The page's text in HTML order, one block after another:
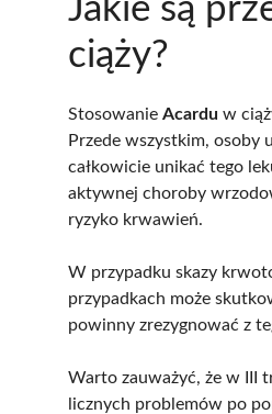
Jakie są
ciąży?
Stosowanie Acardu w
Przede wszystkim,
całkowicie unikać tego
aktywnej choroby
ryzyko krwawień.
W przypadku skazy
przypadkach może
powinny zrezygnować z
Warto zauważyć, że w III
licznych problemów po